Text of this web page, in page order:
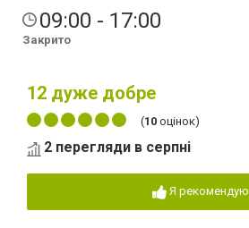
09:00 - 17:00
Закрито
12 дуже добре
(10 оцінок)
2 перегляди в серпні
Я рекомендую